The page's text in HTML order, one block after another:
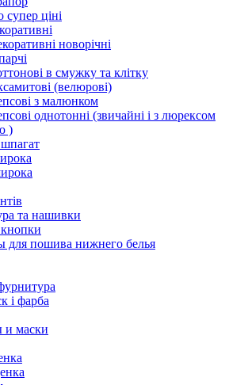
супер ціні
новорічні
в смужку та клітку
(велюрові)
з малюнком
однотонні (звичайні і з люрексом
)
та нашивки
для пошива нижнего белья
і фарба
и маски